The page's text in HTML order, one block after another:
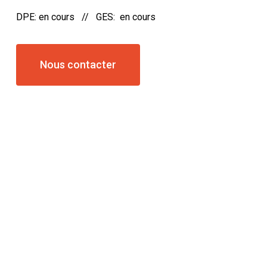
DPE: en cours // GES: en cours
Nous contacter